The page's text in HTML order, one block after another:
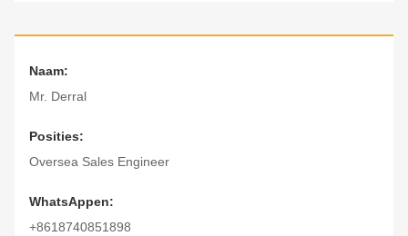
Naam:
Mr. Derral
Posities:
Oversea Sales Engineer
WhatsAppen:
+8618740851898